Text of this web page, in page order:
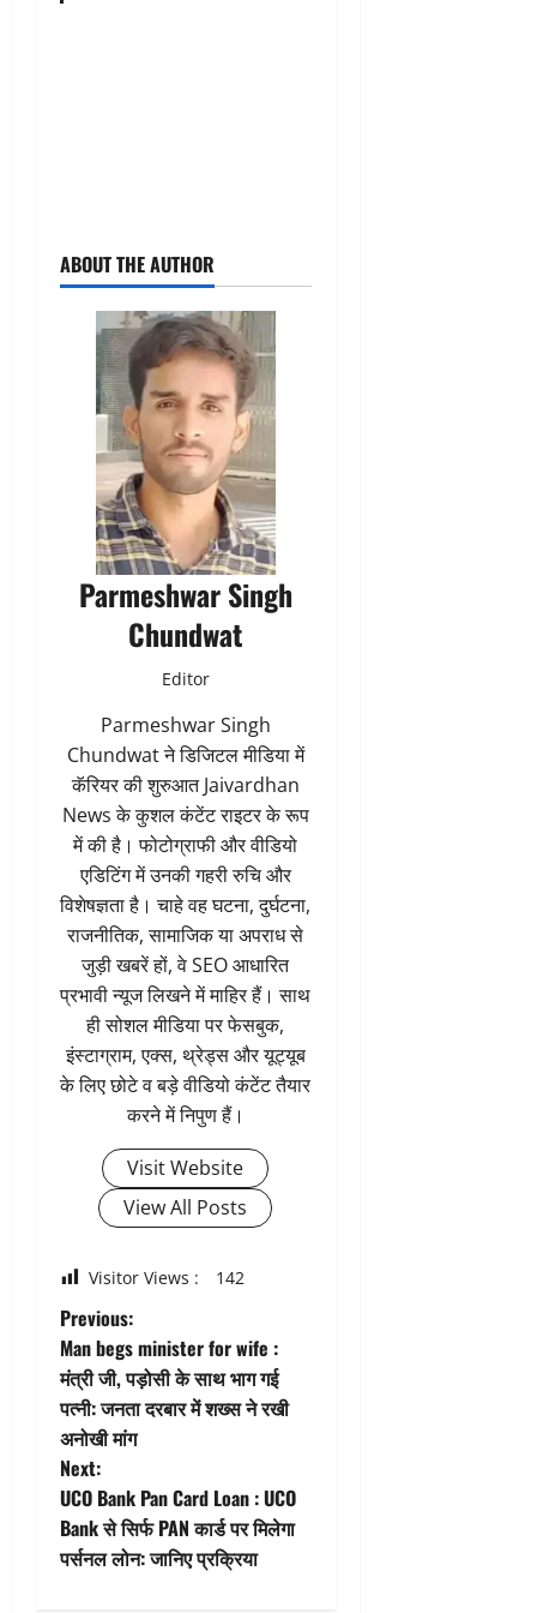
ABOUT THE AUTHOR
Parmeshwar Singh
Chundwat
Editor
Parmeshwar Singh
Chundwat ने डिजिटल मीडिया में
कॅरियर की शुरुआत Jaivardhan
News के कुशल कंटेंट राइटर के रूप
में की है। फोटोग्राफी और वीडियो
एडिटिंग में उनकी गहरी रुचि और
विशेषज्ञता है। चाहे वह घटना, दुर्घटना,
राजनीतिक, सामाजिक या अपराध से
जुड़ी खबरें हों, वे SEO आधारित
प्रभावी न्यूज लिखने में माहिर हैं। साथ
ही सोशल मीडिया पर फेसबुक,
इंस्टाग्राम, एक्स, थ्रेड्स और यूट्यूब
के लिए छोटे व बड़े वीडियो कंटेंट तैयार
करने में निपुण हैं।
Visit Website
View All Posts
Visitor Views : 142
P
o
s
t
n
a
Previous:
Man begs minister for wife :
मंत्री जी, पड़ोसी के साथ भाग गई
पत्नी: जनता दरबार में शख्स ने रखी
अनोखी मांग
Next:
UCO Bank Pan Card Loan : UCO
Bank से सिर्फ PAN कार्ड पर मिलेगा
पर्सनल लोन: जानिए प्रक्रिया